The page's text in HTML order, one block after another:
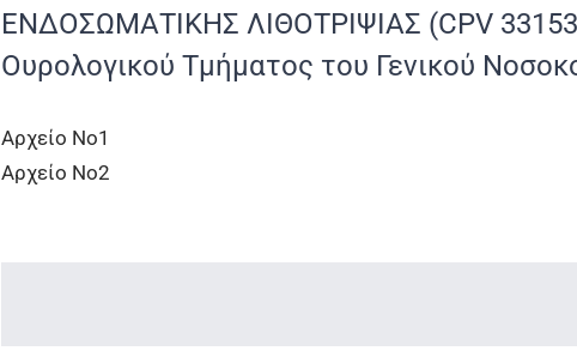
ΕΝΔΟΣΩΜΑΤΙΚΗΣ ΛΙΘΟΤΡΙΨΙΑΣ (CPV
Ουρολογικού Τμήματος του Γενικού
Αρχείο Νο1
Αρχείο Νο2